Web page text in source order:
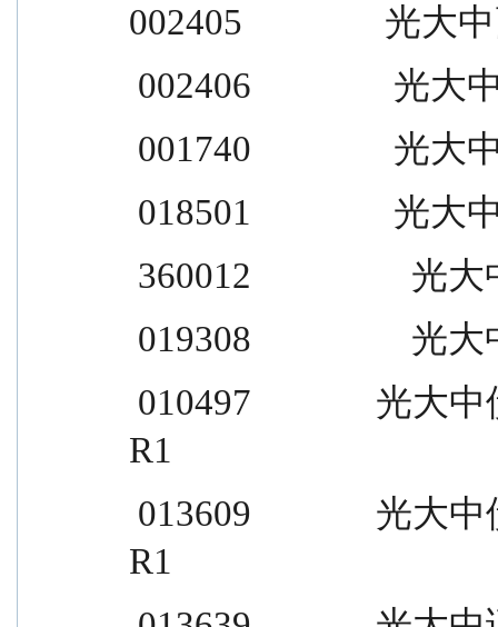
002405                光大
002406                光大
001740                光大
018501                光大
360012                  光
019308                  光
R1
R1